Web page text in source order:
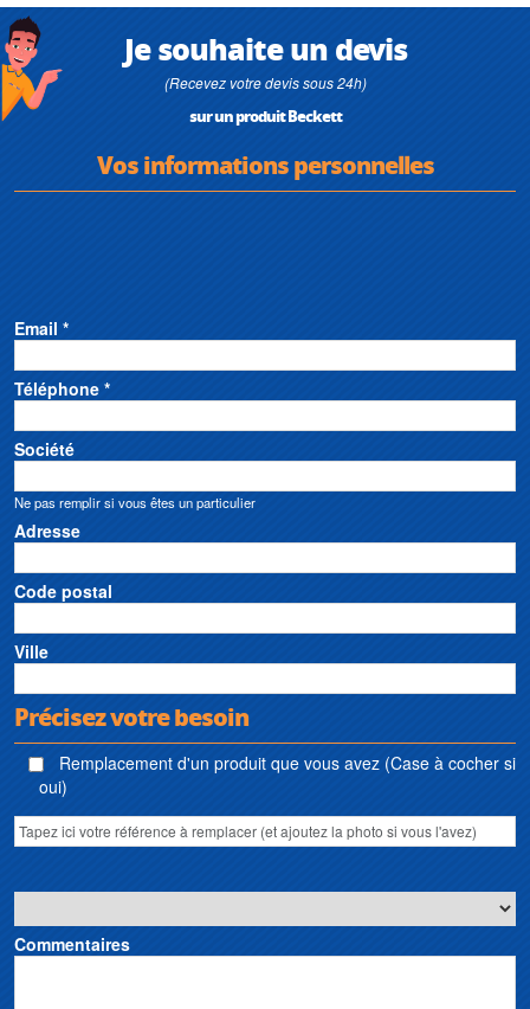
Je souhaite un devis
(Recevez votre devis sous 24h)
sur un produit Beckett
Vos informations personnelles
Email *
Téléphone *
Société
Ne pas remplir si vous êtes un particulier
Adresse
Code postal
Ville
Précisez votre besoin
Remplacement d'un produit que vous avez (Case à cocher si
oui)
Commentaires